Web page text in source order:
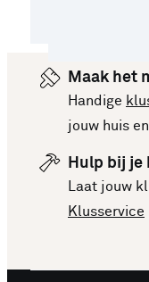
Maak het
Handige
jouw huis
Hulp bij je
Laat jouw
Klusservice